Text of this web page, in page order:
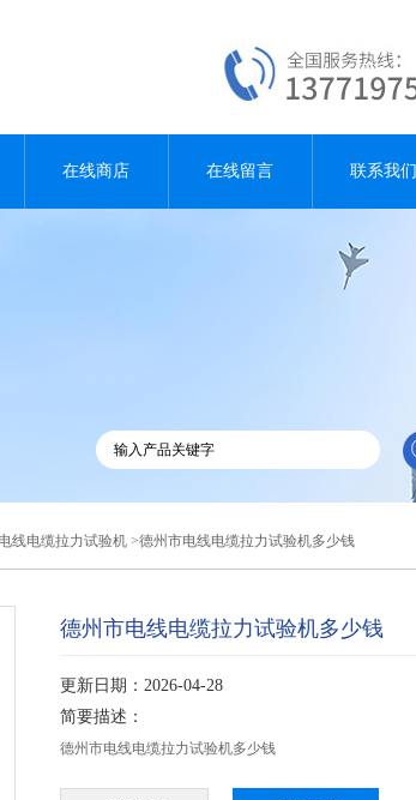
在线商店 在线留言 联系我们
电线电缆拉力试验机 >德州市电线电缆拉力试验机多少钱
德州市电线电缆拉力试验机多少钱
更新日期：2026-04-28
简要描述：
德州市电线电缆拉力试验机多少钱